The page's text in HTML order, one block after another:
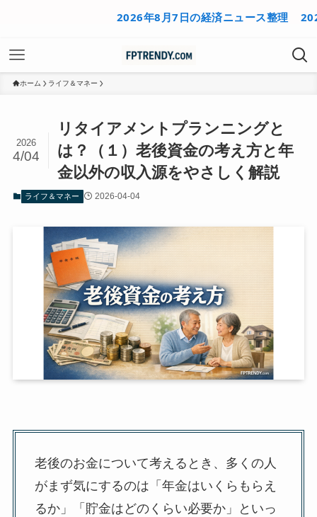
2026年8月7日の経済ニュース整理 2026年8月
ホーム ライフ＆マネー
リタイアメントプランニングと
は？（１）老後資金の考え方と年
金以外の収入源をやさしく解説
2026
4/04
ライフ＆マネー 2026-04-04
老後のお金について考えるとき、多くの人
がまず気にするのは「年金はいくらもらえ
るか」「貯金はどのくらい必要か」といっ